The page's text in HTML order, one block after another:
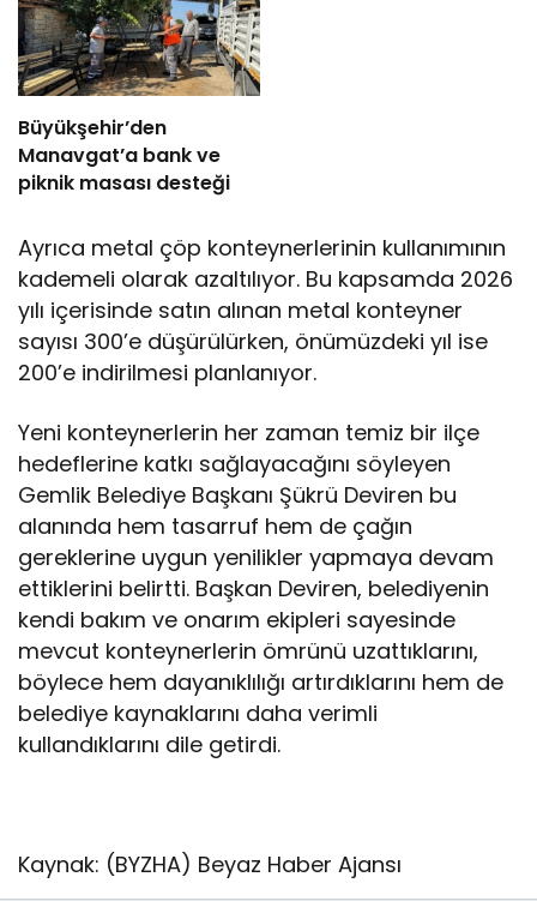
Büyükşehir’den
Manavgat’a bank ve
piknik masası desteği
Ayrıca metal çöp konteynerlerinin kullanımının
kademeli olarak azaltılıyor. Bu kapsamda 2026
yılı içerisinde satın alınan metal konteyner
sayısı 300’e düşürülürken, önümüzdeki yıl ise
200’e indirilmesi planlanıyor.
Yeni konteynerlerin her zaman temiz bir ilçe
hedeflerine katkı sağlayacağını söyleyen
Gemlik Belediye Başkanı Şükrü Deviren bu
alanında hem tasarruf hem de çağın
gereklerine uygun yenilikler yapmaya devam
ettiklerini belirtti. Başkan Deviren, belediyenin
kendi bakım ve onarım ekipleri sayesinde
mevcut konteynerlerin ömrünü uzattıklarını,
böylece hem dayanıklılığı artırdıklarını hem de
belediye kaynaklarını daha verimli
kullandıklarını dile getirdi.
Kaynak: (BYZHA) Beyaz Haber Ajansı